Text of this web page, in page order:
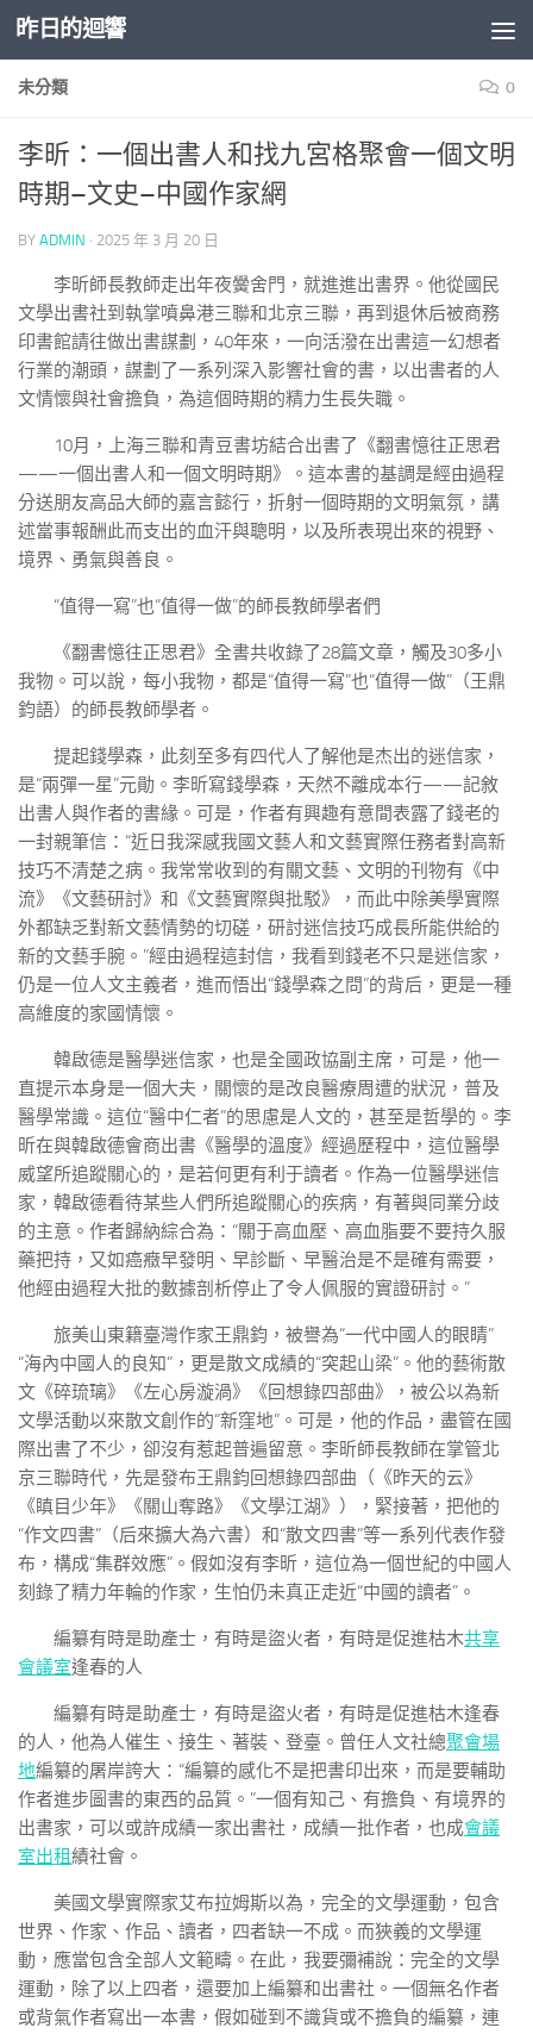
Skip to content
昨日的迴響
未分類 0
李昕：一個出書人和找九宮格聚會一個文明
時期–文史–中國作家網
BY ADMIN · 2025 年 3 月 20 日
李昕師長教師走出年夜黌舍門，就進進出書界。他從國民
文學出書社到執掌噴鼻港三聯和北京三聯，再到退休后被商務
印書館請往做出書謀劃，40年來，一向活潑在出書這一幻想者
行業的潮頭，謀劃了一系列深入影響社會的書，以出書者的人
文情懷與社會擔負，為這個時期的精力生長失職。
10月，上海三聯和青豆書坊結合出書了《翻書憶往正思君
——一個出書人和一個文明時期》。這本書的基調是經由過程
分送朋友高品大師的嘉言懿行，折射一個時期的文明氣氛，講
述當事報酬此而支出的血汗與聰明，以及所表現出來的視野、
境界、勇氣與善良。
“值得一寫”也“值得一做”的師長教師學者們
《翻書憶往正思君》全書共收錄了28篇文章，觸及30多小
我物。可以說，每小我物，都是“值得一寫”也“值得一做”（王鼎
鈞語）的師長教師學者。
提起錢學森，此刻至多有四代人了解他是杰出的迷信家，
是“兩彈一星”元勛。李昕寫錢學森，天然不離成本行——記敘
出書人與作者的書緣。可是，作者有興趣有意間表露了錢老的
一封親筆信：“近日我深感我國文藝人和文藝實際任務者對高新
技巧不清楚之病。我常常收到的有關文藝、文明的刊物有《中
流》《文藝研討》和《文藝實際與批駁》，而此中除美學實際
外都缺乏對新文藝情勢的切磋，研討迷信技巧成長所能供給的
新的文藝手腕。”經由過程這封信，我看到錢老不只是迷信家，
仍是一位人文主義者，進而悟出“錢學森之問”的背后，更是一種
高維度的家國情懷。
韓啟德是醫學迷信家，也是全國政協副主席，可是，他一
直提示本身是一個大夫，關懷的是改良醫療周遭的狀況，普及
醫學常識。這位“醫中仁者”的思慮是人文的，甚至是哲學的。李
昕在與韓啟德會商出書《醫學的溫度》經過歷程中，這位醫學
威望所追蹤關心的，是若何更有利于讀者。作為一位醫學迷信
家，韓啟德看待某些人們所追蹤關心的疾病，有著與同業分歧
的主意。作者歸納綜合為：“關于高血壓、高血脂要不要持久服
藥把持，又如癌癥早發明、早診斷、早醫治是不是確有需要，
他經由過程大批的數據剖析停止了令人佩服的實證研討。”
旅美山東籍臺灣作家王鼎鈞，被譽為“一代中國人的眼睛”
“海內中國人的良知”，更是散文成績的“突起山梁”。他的藝術散
文《碎琉璃》《左心房漩渦》《回想錄四部曲》，被公以為新
文學活動以來散文創作的“新窪地”。可是，他的作品，盡管在國
際出書了不少，卻沒有惹起普遍留意。李昕師長教師在掌管北
京三聯時代，先是發布王鼎鈞回想錄四部曲（《昨天的云》
《瞋目少年》《關山奪路》《文學江湖》），緊接著，把他的
“作文四書”（后來擴大為六書）和“散文四書”等一系列代表作發
布，構成“集群效應”。假如沒有李昕，這位為一個世紀的中國人
刻錄了精力年輪的作家，生怕仍未真正走近“中國的讀者”。
編纂有時是助產士，有時是盜火者，有時是促進枯木共享
會議室逢春的人
編纂有時是助產士，有時是盜火者，有時是促進枯木逢春
的人，他為人催生、接生、著裝、登臺。曾任人文社總聚會場
地編纂的屠岸誇大：“編纂的感化不是把書印出來，而是要輔助
作者進步圖書的東西的品質。”一個有知己、有擔負、有境界的
出書家，可以或許成績一家出書社，成績一批作者，也成會議
室出租績社會。
美國文學實際家艾布拉姆斯以為，完全的文學運動，包含
世界、作家、作品、讀者，四者缺一不成。而狹義的文學運
動，應當包含全部人文範疇。在此，我要彌補說：完全的文學
運動，除了以上四者，還要加上編纂和出書社。一個無名作者
或背氣作者寫出一本書，假如碰到不識貨或不擔負的編纂，連